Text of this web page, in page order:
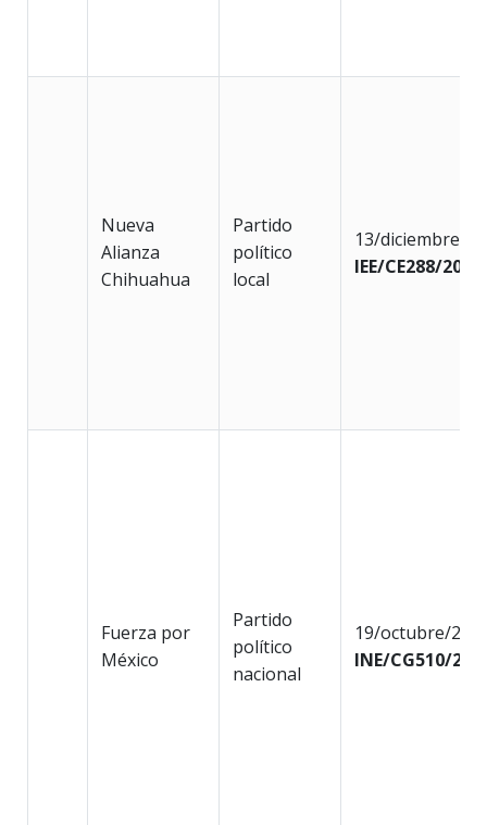
Nueva
Alianza
Chihuahua
Partido
político
local
13/diciembre/
IEE/CE288/2018
Fuerza por
México
Partido
político
nacional
19/octubre/
INE/CG510/